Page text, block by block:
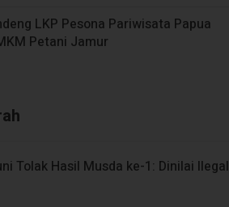
LKP Pesona Pariwisata Papua
Petani Jamur
Tolak Hasil Musda ke-1: Dinilai Ilegal